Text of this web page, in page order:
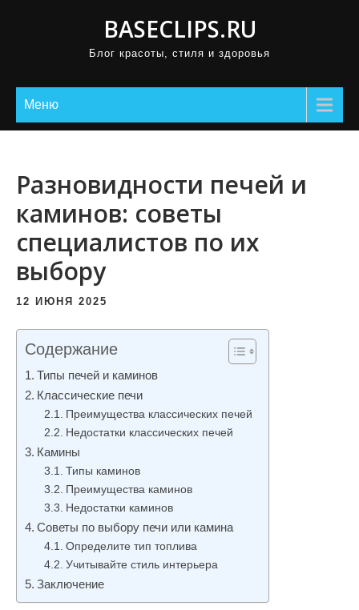
BASECLIPS.RU
Блог красоты, стиля и здоровья
Меню
Разновидности печей и
каминов: советы
специалистов по их
выбору
12 ИЮНЯ 2025
Содержание
Типы печей и каминов
Классические печи
Преимущества классических печей
Недостатки классических печей
Камины
Типы каминов
Преимущества каминов
Недостатки каминов
Советы по выбору печи или камина
Определите тип топлива
Учитывайте стиль интерьера
Заключение